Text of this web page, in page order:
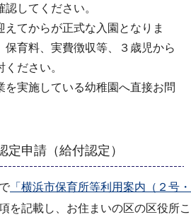
してください。
えてからが正式な入園となりま
保育料、実費徴収等、３歳児から
ださい。
実施している幼稚園へ直接お問
申請（給付認定）
「 横浜市保育所等利用案内（２号
を記載し、お住まいの区の区役所